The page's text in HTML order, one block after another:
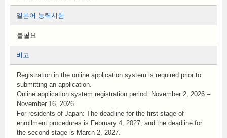
일본어 능력시험
불필요
비고
Registration in the online application system is required prior to
submitting an application.
Online application system registration period: November 2, 2026 –
November 16, 2026
For residents of Japan: The deadline for the first stage of
enrollment procedures is February 4, 2027, and the deadline for
the second stage is March 2, 2027.